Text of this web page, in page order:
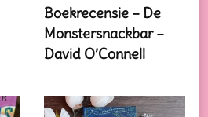
Boekrecensie – De
Monstersnackbar –
David O’Connell